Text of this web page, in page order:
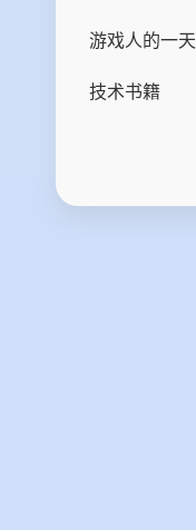
游戏人的一天
技术书籍